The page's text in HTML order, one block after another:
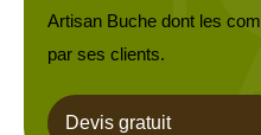
Artisan Buche dont les
par ses clients.
Devis gratuit